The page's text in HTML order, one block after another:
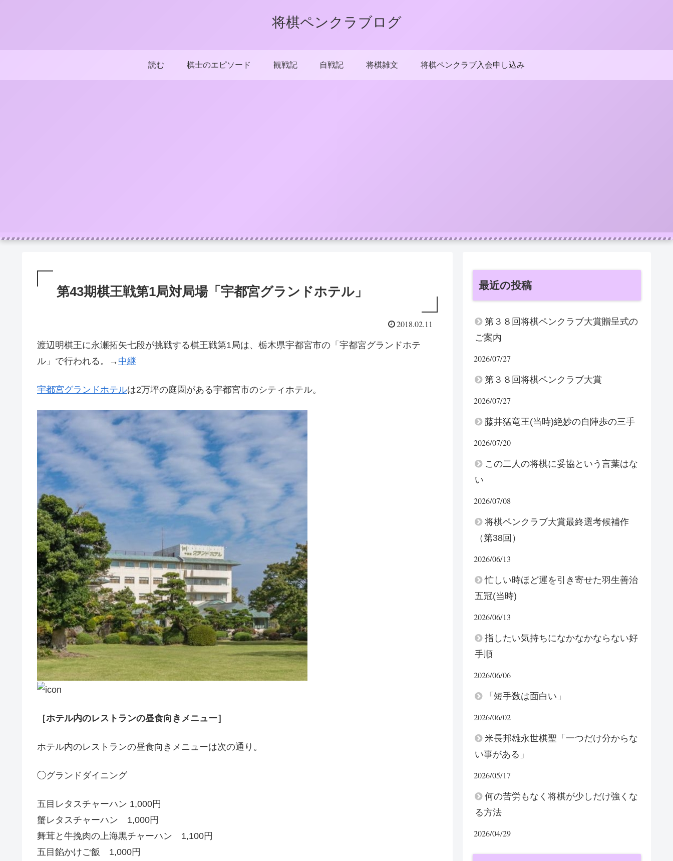
将棋ペンクラブログ
読む 棋士のエピソード 観戦記 自戦記 将棋雑文 将棋ペンクラブ入会申し込み
第43期棋王戦第1局対局場「宇都宮グランドホテル」
2018.02.11
渡辺明棋王に永瀬拓矢七段が挑戦する棋王戦第1局は、栃木県宇都宮市の「宇都宮グランドホテ
ル」で行われる。→ 中継
宇都宮グランドホテルは2万坪の庭園がある宇都宮市のシティホテル。
［ホテル内のレストランの昼食向きメニュー］
ホテル内のレストランの昼食向きメニューは次の通り。
◯グランドダイニング
五目レタスチャーハン 1,000円
蟹レタスチャーハン 1,000円
舞茸と牛挽肉の上海黒チャーハン 1,100円
五目餡かけご飯 1,000円
最近の投稿
第３８回将棋ペンクラブ大賞贈呈式の
ご案内
2026/07/27
第３８回将棋ペンクラブ大賞
2026/07/27
藤井猛竜王(当時)絶妙の自陣歩の三手
2026/07/20
この二人の将棋に妥協という言葉はな
い
2026/07/08
将棋ペンクラブ大賞最終選考候補作
（第38回）
2026/06/13
忙しい時ほど運を引き寄せた羽生善治
五冠(当時)
2026/06/13
指したい気持ちになかなかならない好
手順
2026/06/06
「短手数は面白い」
2026/06/02
米長邦雄永世棋聖「一つだけ分からな
い事がある」
2026/05/17
何の苦労もなく将棋が少しだけ強くな
る方法
2026/04/29